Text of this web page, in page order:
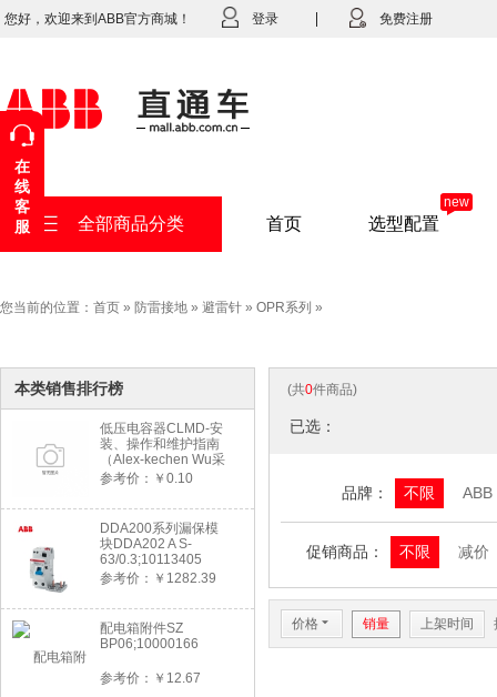
您好，欢迎来到ABB官方商城！ 登录 免费注册
全部商品分类 首页 选型配置
new
您当前的位置： 首页 » 防雷接地 » 避雷针 » OPR系列 »
本类销售排行榜
低压电容器CLMD-安
装、操作和维护指南
（Alex-kechen Wu采
购）-2022年版
参考价：￥0.10
DDA200系列漏保模
块DDA202 A S-
63/0.3;10113405
参考价：￥1282.39
配电箱附件SZ
BP06;10000166
参考价：￥12.67
(共0件商品)
已选：
品牌： 不限 ABB
促销商品： 不限 减价
价格 6 销量 上架时间
在
线
客
服